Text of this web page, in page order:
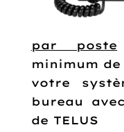
par poste
minimum
votre
bureau
de TELUS